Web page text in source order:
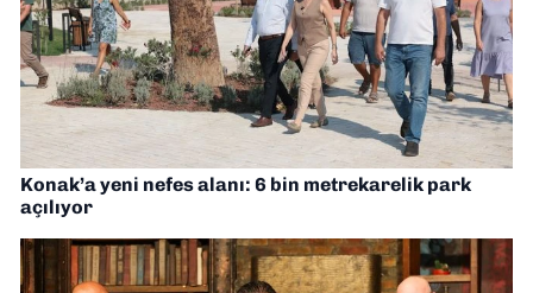
Konak’a yeni nefes alanı: 6 bin metrekarelik park
açılıyor